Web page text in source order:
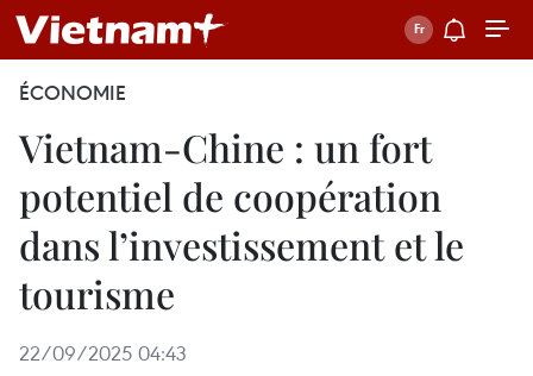
ÉCONOMIE
Vietnam-Chine : un fort
potentiel de coopération
dans l’investissement et le
tourisme
22/09/2025 04:43